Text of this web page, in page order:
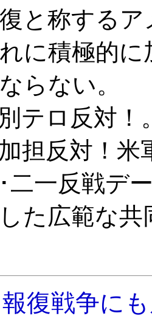
と称する
に積極的
らない。
テロ反対！
担反対！
二一反戦デ
た広範な
復戦争に